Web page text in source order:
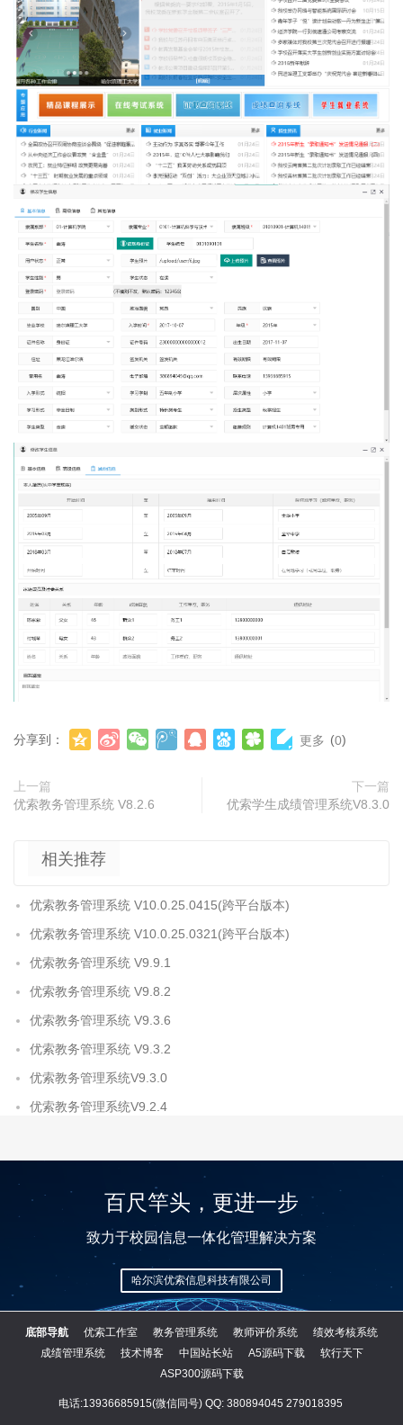
分享到： 更多 (0)
上一篇
优索教务管理系统 V8.2.6
下一篇
优索学生成绩管理系统V8.3.0
相关推荐
优索教务管理系统 V10.0.25.0415(跨平台版本)
优索教务管理系统 V10.0.25.0321(跨平台版本)
优索教务管理系统 V9.9.1
优索教务管理系统 V9.8.2
优索教务管理系统 V9.3.6
优索教务管理系统 V9.3.2
优索教务管理系统V9.3.0
优索教务管理系统V9.2.4
百尺竿头，更进一步
致力于校园信息一体化管理解决方案
哈尔滨优索信息科技有限公司
底部导航 优索工作室 教务管理系统 教师评价系统
绩效考核系统
成绩管理系统
技术博客 中国站长站 A5源码下载
软行天下
ASP300源码下载
电话:13936685915(微信同号) QQ: 380894045 279018395